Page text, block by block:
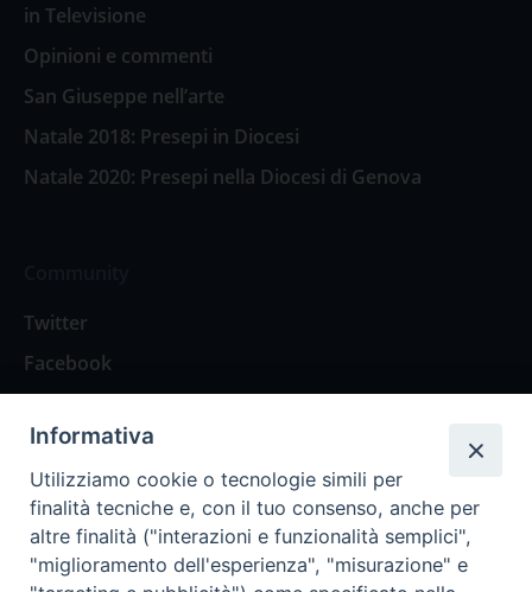
in Televisione
Opinioni e commenti
San Giuseppe nell’arte
Natale 2018: Presepi in Diocesi
Natale 2020: Presepi nella Diocesi di Genova
Twitter
Facebook
Spazio Lettori
Eventi
Informativa
Utilizziamo cookie o tecnologie simili per
finalità tecniche e, con il tuo consenso, anche per
altre finalità ("interazioni e funzionalità semplici",
"miglioramento dell'esperienza", "misurazione" e